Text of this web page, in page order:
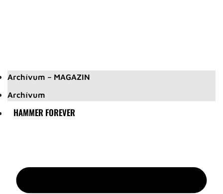
Archívum – MAGAZIN
Archívum
HAMMER FOREVER